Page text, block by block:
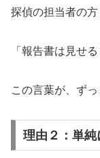
探偵の担当者の方
「報告書は見せ
この言葉が、ずっ
理由２：単純